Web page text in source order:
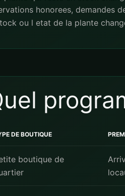
honorees, demandes
ou l etat de la plante
DE BOUTIQUE
boutique de